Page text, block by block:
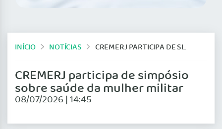
INÍCIO NOTÍCIAS CREMERJ PARTICIPA DE SIMPÓSIO SOBRE SAÚDE DA MULHER MILITAR
CREMERJ participa de simpósio
sobre saúde da mulher militar
08/07/2026 | 14:45